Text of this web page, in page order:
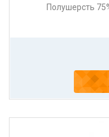
Полушерсть